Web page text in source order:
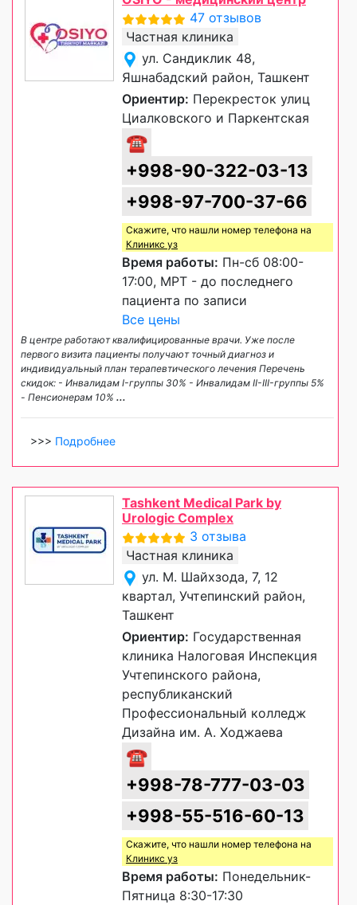
47 отзывов
Частная клиника
ул. Сандиклик 48,
Яшнабадский район, Ташкент
Ориентир: Перекресток улиц
Циалковского и Паркентская
☎
+998-90-322-03-13
+998-97-700-37-66
Скажите, что нашли номер телефона на
Клиникс уз
Время работы: Пн-сб 08:00-
17:00, МРТ - до последнего
пациента по записи
Все цены
В центре работают квалифицированные врачи. Уже после
первого визита пациенты получают точный диагноз и
индивидуальный план терапевтического лечения Перечень
скидок: - Инвалидам I-группы 30% - Инвалидам II-III-группы 5%
- Пенсионерам 10% ...
>>> Подробнее
Tashkent Medical Park by
Urologic Complex
3 отзыва
Частная клиника
ул. М. Шайхзода, 7, 12
квартал, Учтепинский район,
Ташкент
Ориентир: Государственная
клиника Налоговая Инспекция
Учтепинского района,
республиканский
Профессиональный колледж
Дизайна им. А. Ходжаева
☎
+998-78-777-03-03
+998-55-516-60-13
Скажите, что нашли номер телефона на
Клиникс уз
Время работы: Понедельник-
Пятница 8:30-17:30